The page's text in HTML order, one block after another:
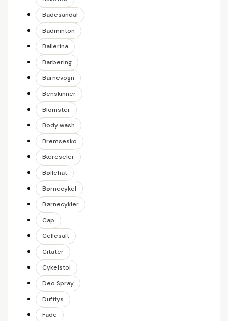
Badesandal
Badminton
Ballerina
Barbering
Barnevogn
Benskinner
Blomster
Body wash
Bremsesko
Bæreseler
Bøllehat
Børnecykel
Børnecykler
Cap
Cellesalt
Citater
Cykelstol
Deo Spray
Duftlys
Fade